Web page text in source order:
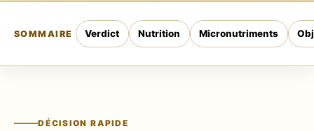
SOMMAIRE Verdict Nutrition Micronutriments
DÉCISION RAPIDE